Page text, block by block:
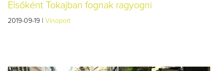
Elsőként Tokajban fognak ragyogni
2019-09-19 | Vinoport